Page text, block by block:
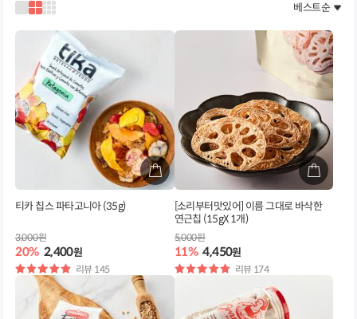
1
열
2
열
기
3
열
기
베스트순
티카 칩스 파타고니아 (35g)
20% 2,400원
3,000원
별
리뷰 145
[소리부터맛있어] 이름 그대로 바삭한
연근칩 (15gX 1개)
11% 4,450원
5,000원
별
점
리뷰 174